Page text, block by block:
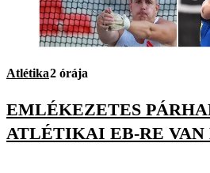
Atlétika2 órája
EMLÉKEZETES
ATLÉTIKAI EB-RE